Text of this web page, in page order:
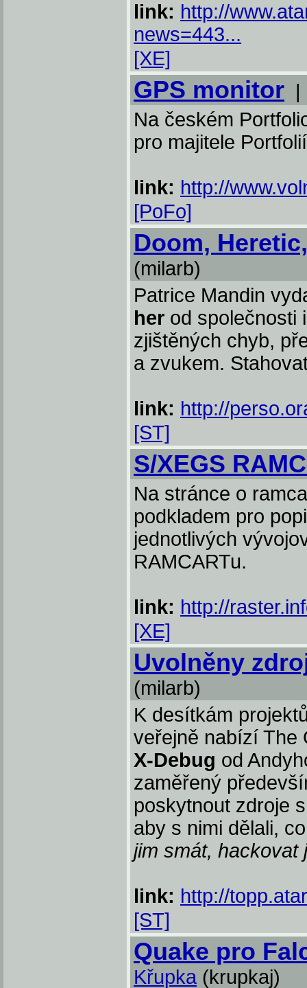
link: http://
news=443...
[XE]
GPS monitor
Na českém
pro majitele
link: http://
[PoFo]
Doom,
(milarb)
Patrice Mandin
her od společnosti
zjištěných chyb,
a zvukem.
link: http://
[ST]
S/XEGS
Na stránce o
podkladem pro
jednotlivých
RAMCARTu.
link: http://
[XE]
Uvolněny
(milarb)
K desítkám
veřejně nabízí The
X-Debug od
zaměřený
poskytnout zdroje
aby s nimi dělali,
jim smát, hackovat
link: http://
[ST]
Quake pro
Křupka (krupkaj)